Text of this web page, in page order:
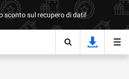
sconto sul recupero di dati!